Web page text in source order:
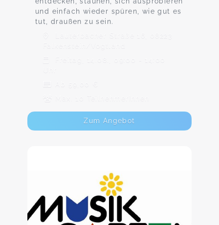
und einfach wieder spüren, wie gut es
tut, draußen zu sein.
Lauterbacher Straße 16, 08223
Falkenstein/Vogtland
Freitag, 14.08., 09:00 - 14:00
Ab 59,00 €
Max. 10 TeilnehmerInnen
Zum Angebot